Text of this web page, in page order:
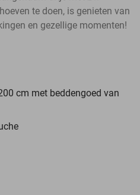
te doen, is genieten van
en gezellige momenten!
cm met beddengoed van